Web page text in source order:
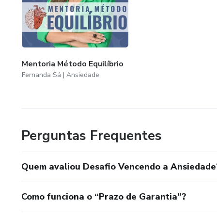
Mentoria Método Equilíbrio
Fernanda Sá | Ansiedade
Perguntas Frequentes
Quem avaliou Desafio Vencendo a
Como funciona o “Prazo de Garantia”?